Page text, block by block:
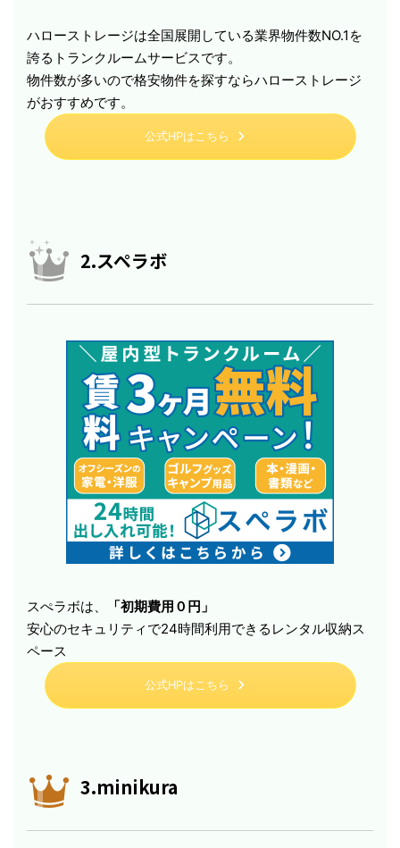
ハローストレージは全国展開している業界物件数NO.1を
誇るトランクルームサービスです。
物件数が多いので格安物件を探すならハローストレージ
がおすすめです。
公式HPはこちら
2.スペラボ
スぺラボは、
「初期費用０円」
安心のセキュリティで24時間利用できるレンタル収納ス
ペース
公式HPはこちら
3.minikura